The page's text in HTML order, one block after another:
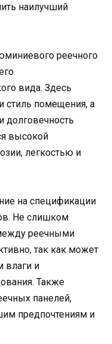
наилучший
реечного
вида. Здесь
стиль помещения, а
долговечность
высокой
легкостью и
на спецификации
Не слишком
реечными
так как может
влаги и
Также
панелей,
предпочтениям и